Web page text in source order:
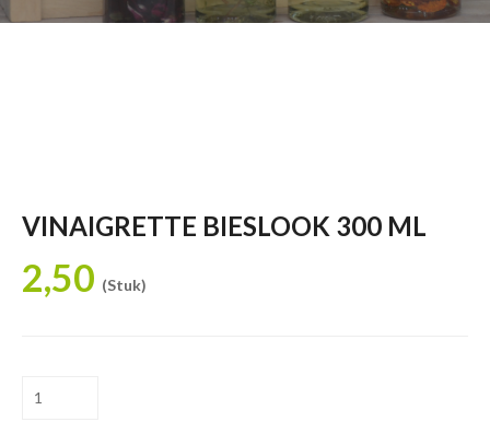
VINAIGRETTE BIESLOOK 300 ML
2,50 (Stuk)